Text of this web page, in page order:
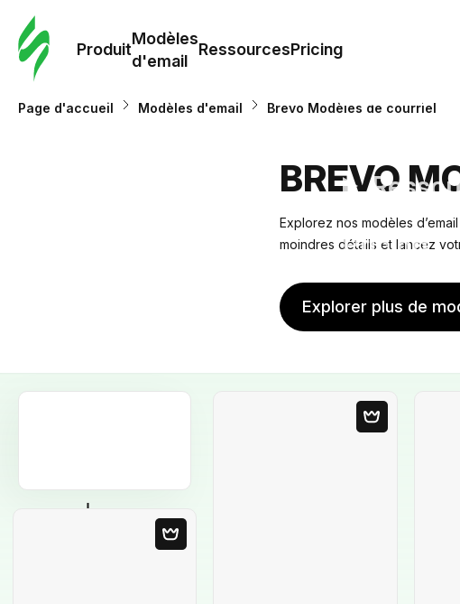
Produit
Modèles
d'email
RessourcesPricing
Modèles
Pricing
Page d'accueil Modèles d'email Brevo Modèles de courriel
BREVO
Explorez nos modèles
moindres détails et lancez
Explorer plus de